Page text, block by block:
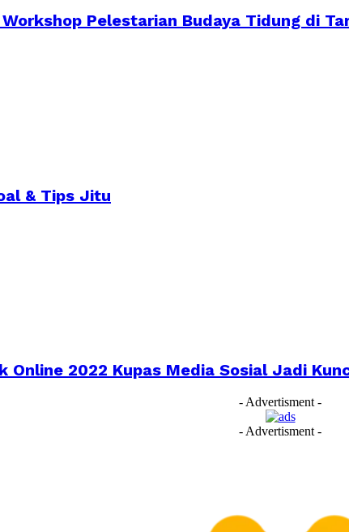
Pelestarian Budaya Tidung di
& Tips Jitu
Online 2022 Kupas Media Sosial Jadi
- Advertisment -
- Advertisment -